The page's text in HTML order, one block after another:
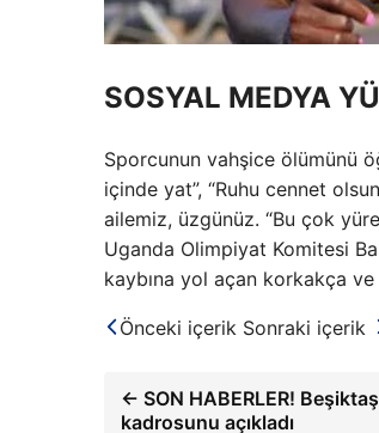
SOSYAL MEDYA
Sporcunun vahşice ölümünü
içinde yat”, “Ruhu cennet
ailemiz, üzgünüz. “Bu çok
Uganda Olimpiyat Komitesi
kaybına yol açan korkakça
Önceki içerik Sonraki içerik
← SON HABERLER!
kadrosunu açıkladı